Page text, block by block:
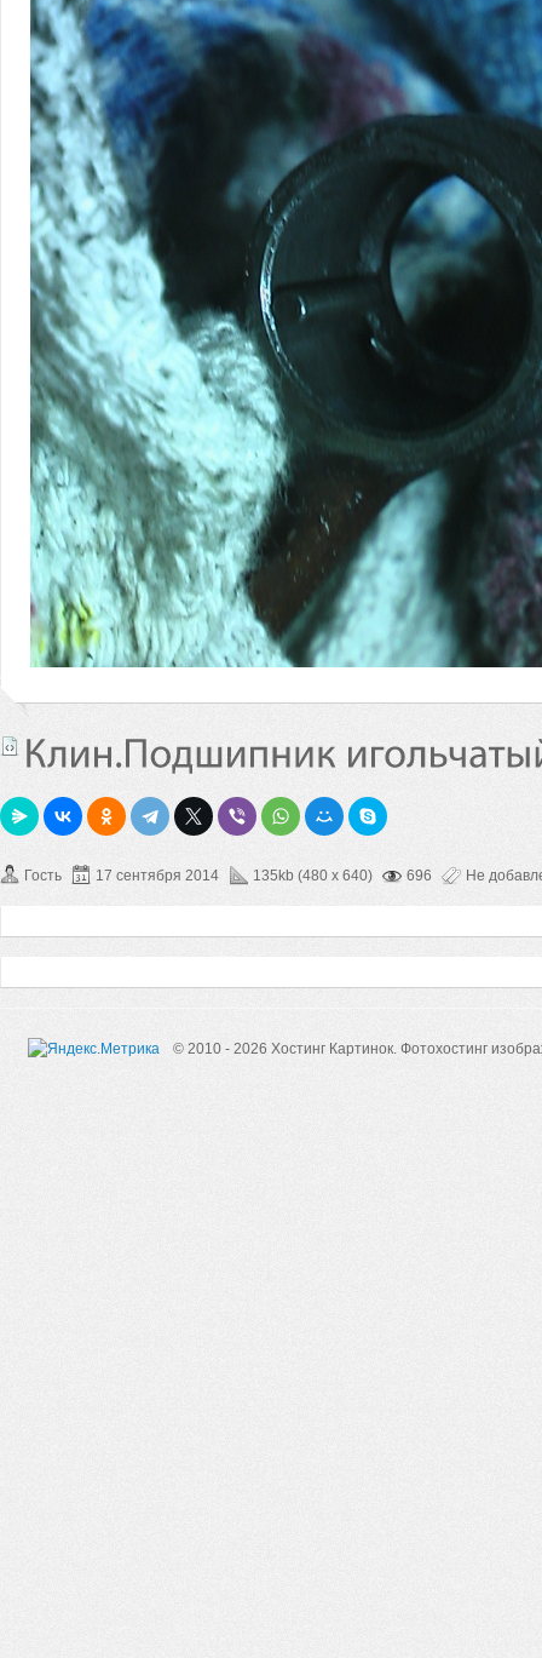
Гость 17 сентября 2014 135kb (480 x 640) 696 Не
© 2010 - 2026 Хостинг Картинок. Фотохостинг